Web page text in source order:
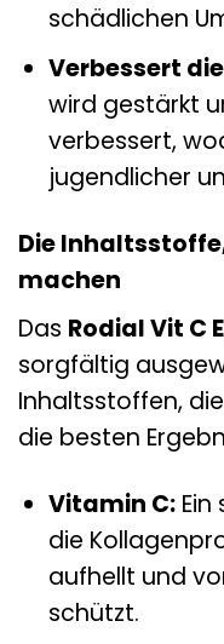
schädlichen
Verbessert
wird gestärkt
verbessert,
jugendlicher
Die
machen
Das Rodial Vit C
sorgfältig
Inhaltsstoffen,
die besten
Vitamin C:Ein
die
aufhellt und
schützt.